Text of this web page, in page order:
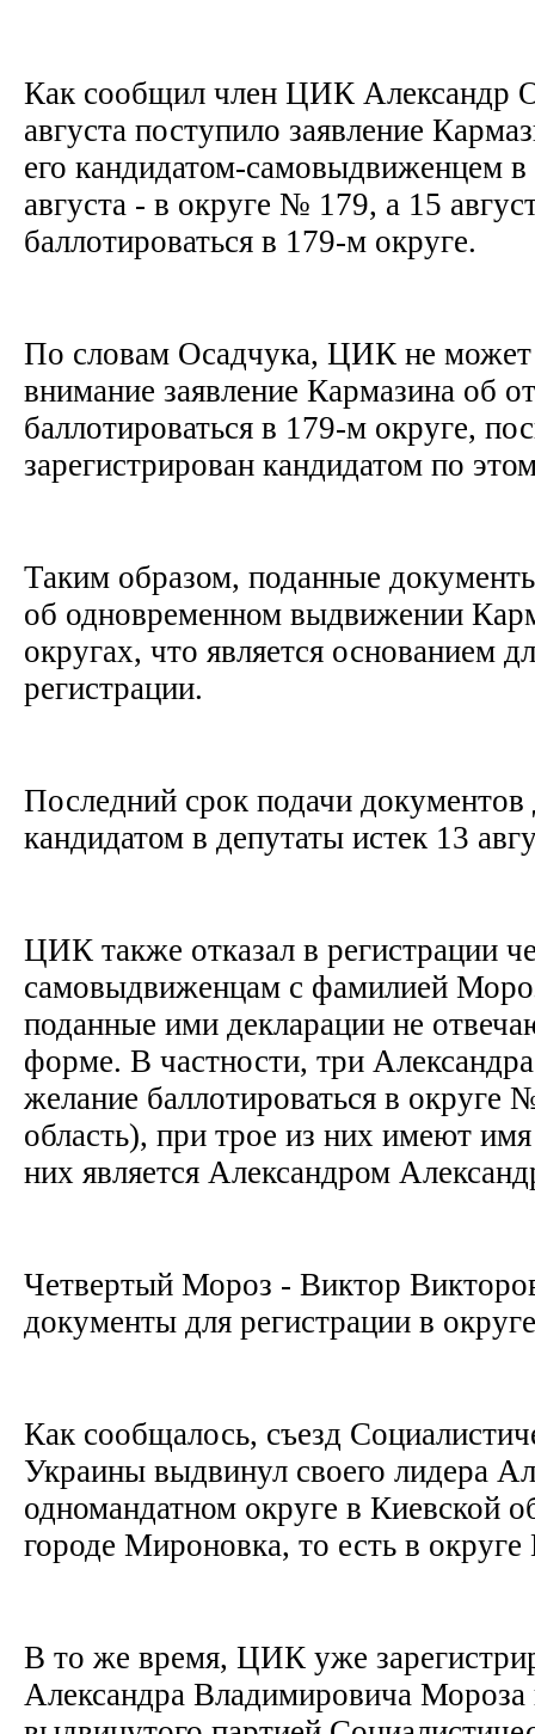
Как сообщил член ЦИК Александр
августа поступило заявление
его кандидатом-самовыдвиженцем
августа - в округе № 179, а 15
баллотироваться в 179-м округе.
По словам Осадчука, ЦИК не может
внимание заявление Кармазина об
баллотироваться в 179-м округе,
зарегистрирован кандидатом по
Таким образом, поданные
об одновременном выдвижении
округах, что является основанием
регистрации.
Последний срок подачи документов
кандидатом в депутаты истек 13
ЦИК также отказал в регистрации
самовыдвиженцам с фамилией
поданные ими декларации не
форме. В частности, три
желание баллотироваться в округе
область), при трое из них имеют
них является Александром
Четвертый Мороз - Виктор
документы для регистрации в
Как сообщалось, съезд
Украины выдвинул своего лидера
одномандатном округе в Киевской
городе Мироновка, то есть в
В то же время, ЦИК уже
Александра Владимировича